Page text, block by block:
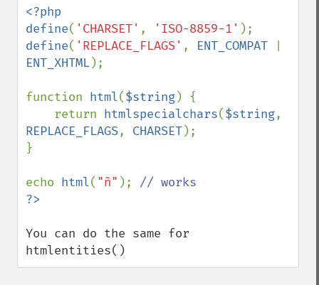
<?php
define( 'CHARSET' , 'ISO-8859-1'
define( 'REPLACE_FLAGS' , ENT_COMPAT
ENT_XHTML);
function html($string) {
    return
htmlspecialchars($string
REPLACE_FLAGS, CHARSET);
}
echo html( "ñ" );
You can do the same for
htmlentities()